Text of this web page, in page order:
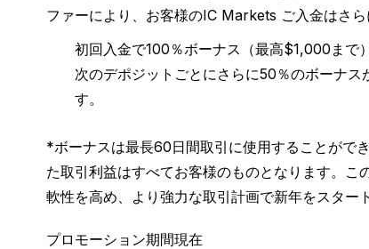
ファーにより、お客様のIC Markets ご入金はさら
初回入金で100％ボーナス（最高$1,000まで）
次のデポジットごとにさらに50％のボーナ
す。
*ボーナスは最長60日間取引に使用することがで
た取引利益はすべてお客様のものとなります。
軟性を高め、より強力な取引計画で新年をスター
プロモーション期間現在